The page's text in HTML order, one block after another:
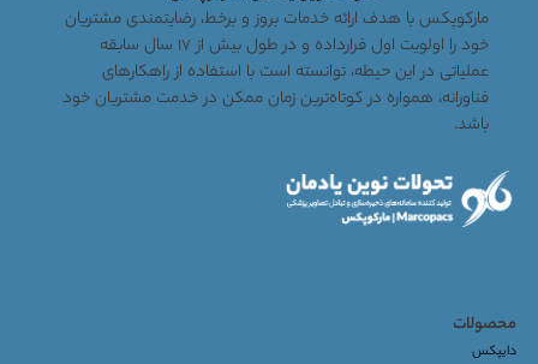
مارکوپکس با هدف ارائه خدمات بروز و برخط، رضایتمندی مشتریان
خود را اولویت اول قرارداده و در طول بیش از ۱۷ سال سابقه
عملیاتی در این حیطه، توانسته است با استفاده از راهکارهای
فناورانه، همواره در کوتاه‌ترین زمان ممکن در خدمت مشتریان خود
باشد.
محصولات
دایپکس